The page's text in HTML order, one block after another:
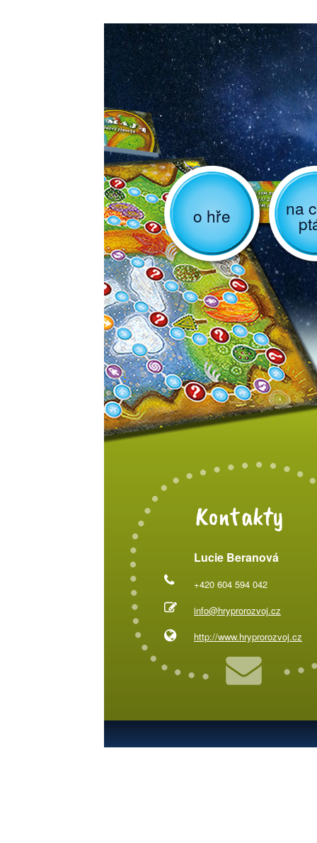
o hře na
Kontakty
Lucie Beranová
+420 604 594 042
info@hryprorozvoj.cz
http://www.hryprorozvoj.cz